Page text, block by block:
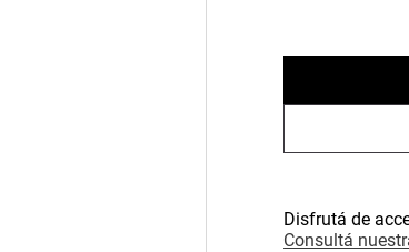
Disfrutá de
Consultá